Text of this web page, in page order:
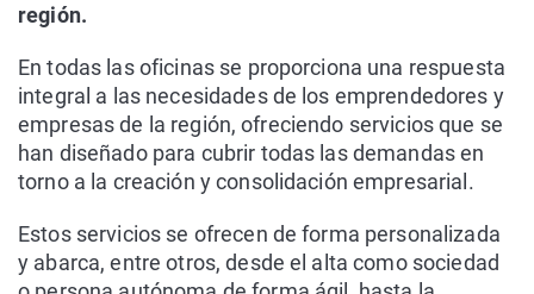
región.
En todas las oficinas se proporciona una respuesta
integral a las necesidades de los emprendedores y
empresas de la región, ofreciendo servicios que se
han diseñado para cubrir todas las demandas en
torno a la creación y consolidación empresarial.
Estos servicios se ofrecen de forma personalizada
y abarca, entre otros, desde el alta como sociedad